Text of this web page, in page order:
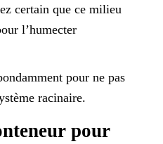
certain que ce milieu
l’humecter
pour ne pas
racinaire.
pour